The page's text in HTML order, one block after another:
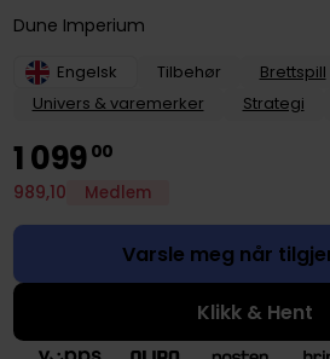
Dune Imperium
Engelsk Tilbehør
Brettspill
Univers & varemerker
Strategi
1099 00
989,10 Medlem
Varsle meg når
Klikk & Hent